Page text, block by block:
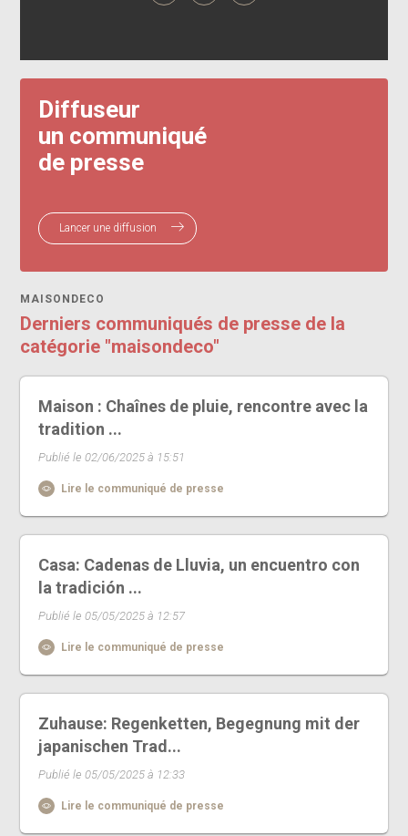
Diffuseur
un communiqué
de presse
Lancer une diffusion
MAISONDECO
Derniers communiqués de presse de la
catégorie "maisondeco"
Maison : Chaînes de pluie, rencontre avec la
tradition ...
Publié le 02/06/2025 à 15:51
Lire le communiqué de presse
Casa: Cadenas de Lluvia, un encuentro con
la tradición ...
Publié le 05/05/2025 à 12:57
Lire le communiqué de presse
Zuhause: Regenketten, Begegnung mit der
japanischen Trad...
Publié le 05/05/2025 à 12:33
Lire le communiqué de presse